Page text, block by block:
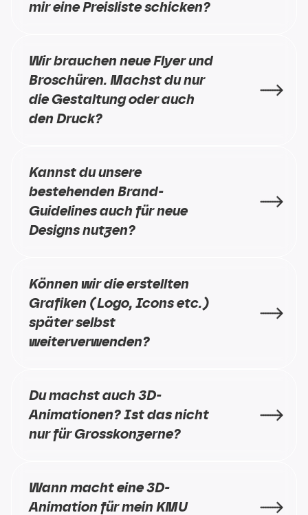
mir eine Preisliste schicken?
Wir brauchen neue Flyer und
Broschüren. Machst du nur
die Gestaltung oder auch
den Druck?
Kannst du unsere
bestehenden Brand-
Guidelines auch für neue
Designs nutzen?
Können wir die erstellten
Grafiken (Logo, Icons etc.)
später selbst
weiterverwenden?
Du machst auch 3D-
Animationen? Ist das nicht
nur für Grosskonzerne?
Wann macht eine 3D-
Animation für mein KMU